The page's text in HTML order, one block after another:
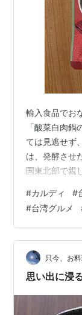
輸入食品でお
「酸菜白肉
ては見逃せず
は、発酵させ
国東北部で親
でもある。 台
スープにすっ
湯麵」をよく
で通っていた
店 【台北】酸
ォト記録 ↓日
#カルディ #
#台湾グルメ
只今、お
思い出に浸